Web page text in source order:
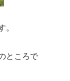
。
ところで